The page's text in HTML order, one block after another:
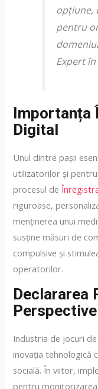
opțiune,
pentru
Expert
Importanța
Digital
Unul dintre pașii
utilizatorilor și
procesul de
riguroase,
menținerea unui
susține măsuri de
compulsive și
operatorilor.
Declararea
Industria de jocuri
inovația tehnologică
socială. În viitor,
pentru